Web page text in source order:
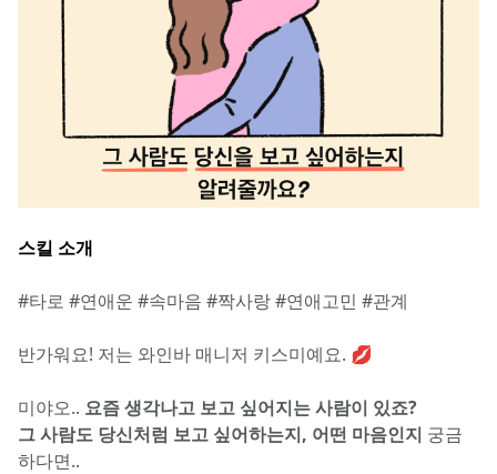
스킬 소개
#타로 #연애운 #속마음 #짝사랑 #연애고민 #관계
반가워요! 저는 와인바 매니저 키스미예요. 💋
미야오.. 요즘 생각나고 보고 싶어지는 사람이 있죠?
그 사람도 당신처럼 보고 싶어하는지, 어떤 마음인지 궁금
하다면..